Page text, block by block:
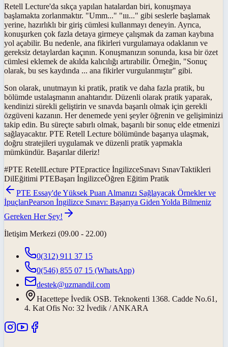
Retell Lecture'da sıkça yapılan hatalardan biri, konuşmaya
başlamakta zorlanmaktır. "Umm..." "ııı..." gibi seslerle başlamak
yerine, hazırlıklı bir giriş cümlesi kullanmayı deneyin. Ayrıca,
konuşurken çok fazla detaya girmeye çalışmak da zaman kaybına
yol açabilir. Bu nedenle, ana fikirleri vurgulamaya odaklanın ve
gereksiz detaylardan kaçının. Konuşmanızın sonunda, kısa bir özet
cümlesi eklemek de akılda kalıcılığı artırabilir. Örneğin, "Sonuç
olarak, bu ses kaydında ... ana fikirler vurgulanmıştır" gibi.
Son olarak, unutmayın ki pratik, pratik ve daha fazla pratik, bu
bölümde ustalaşmanın anahtarıdır. Düzenli olarak pratik yaparak,
kendinizi sürekli geliştirin ve sınavda başarılı olmak için gerekli
özgüveni kazanın. Her denemede yeni şeyler öğrenin ve gelişiminizi
takip edin. Bu süreçte sabırlı olmak, başarılı bir sonuç elde etmenizi
sağlayacaktır. PTE Retell Lecture bölümünde başarıya ulaşmak,
doğru stratejileri uygulamak ve düzenli pratik yapmakla
mümkündür. Başarılar dileriz!
#PTE RetellLecture PTEpractice İngilizceSınavı SınavTaktikleri
DilEğitimi PTEBaşarı İngilizceÖğren Eğitim Pratik
PTE Essay'de Yüksek Puan Almanızı Sağlayacak Örnekler ve
İpuçlarıPearson İngilizce Sınavı: Başarıya Giden Yolda Bilmeniz
Gereken Her Şey!
İletişim Merkezi (09.00 - 22.00)
0(312) 911 37 15
0(546) 855 07 15 (WhatsApp)
destek@uzmandil.com
Hacettepe İvedik OSB. Teknokenti 1368. Cadde No.61,
4. Kat Ofis No: 32 İvedik / ANKARA